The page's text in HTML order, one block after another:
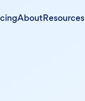
AboutResources